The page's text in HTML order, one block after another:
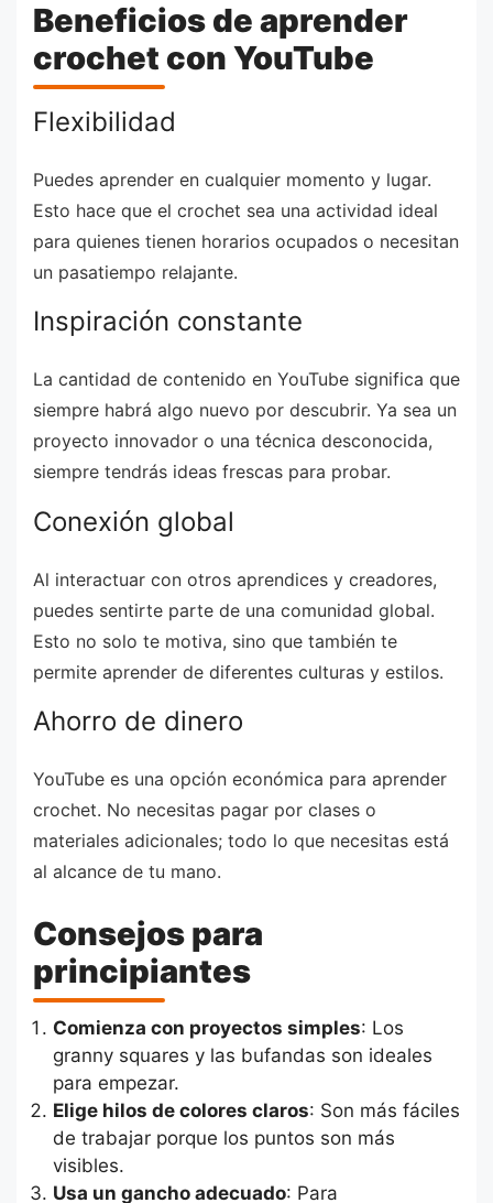
Beneficios de aprender
crochet con YouTube
Flexibilidad
Puedes aprender en cualquier momento y lugar.
Esto hace que el crochet sea una actividad ideal
para quienes tienen horarios ocupados o necesitan
un pasatiempo relajante.
Inspiración constante
La cantidad de contenido en YouTube significa que
siempre habrá algo nuevo por descubrir. Ya sea un
proyecto innovador o una técnica desconocida,
siempre tendrás ideas frescas para probar.
Conexión global
Al interactuar con otros aprendices y creadores,
puedes sentirte parte de una comunidad global.
Esto no solo te motiva, sino que también te
permite aprender de diferentes culturas y estilos.
Ahorro de dinero
YouTube es una opción económica para aprender
crochet. No necesitas pagar por clases o
materiales adicionales; todo lo que necesitas está
al alcance de tu mano.
Consejos para
principiantes
Comienza con proyectos simples: Los
granny squares y las bufandas son ideales
para empezar.
Elige hilos de colores claros: Son más fáciles
de trabajar porque los puntos son más
visibles.
Usa un gancho adecuado: Para